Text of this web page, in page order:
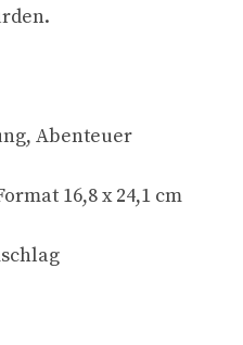
Abenteuer
16,8 x 24,1 cm